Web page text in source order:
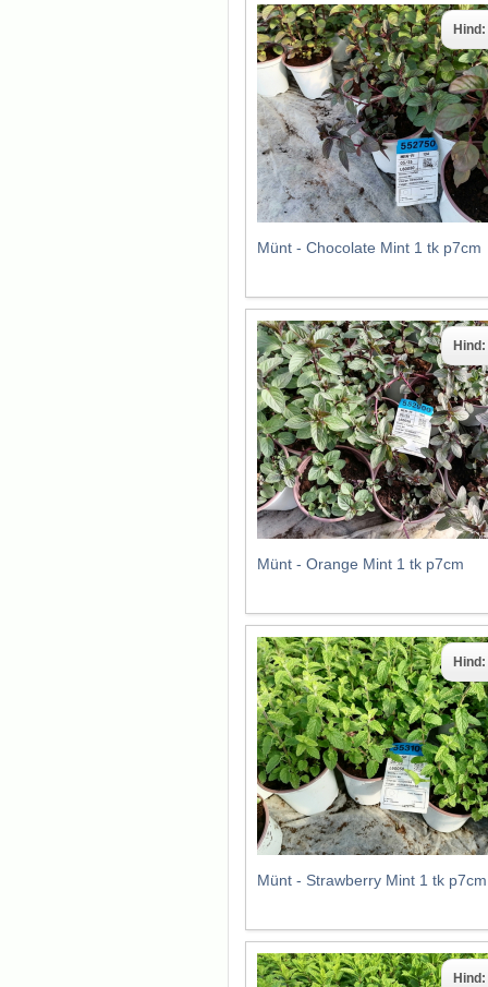
Münt - Chocolate Mint 1 tk p7cm
Hind:
Münt - Orange Mint 1 tk p7cm
Hind:
Münt - Strawberry Mint 1 tk p7cm
Hind:
Hind: